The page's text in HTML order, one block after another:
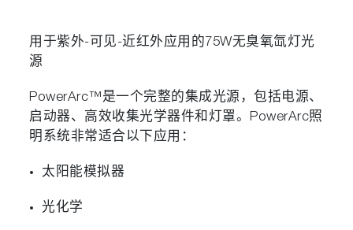
用于紫外-可见-近红外应用的75W无臭氧氙灯光
源
PowerArc™是一个完整的集成光源，包括电源、
启动器、高效收集光学器件和灯罩。PowerArc照
明系统非常适合以下应用：
太阳能模拟器
光化学